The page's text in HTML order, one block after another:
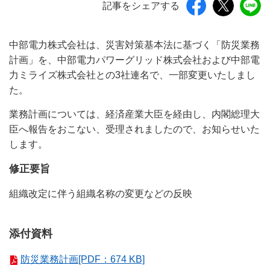
記事をシェアする
中部電力株式会社は、災害対策基本法に基づく「防災業務
計画」を、中部電力パワーグリッド株式会社および中部電
力ミライズ株式会社との3社連名で、一部変更いたしまし
た。
業務計画については、経済産業大臣を経由し、内閣総理大
臣へ報告をおこない、受理されましたので、お知らせいた
します。
修正要旨
組織改定に伴う組織名称の変更などの反映
添付資料
防災業務計画[PDF：674 KB]